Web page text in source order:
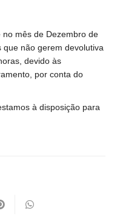
mês de Dezembro de
não gerem devolutiva
devido às
por conta do
à disposição para